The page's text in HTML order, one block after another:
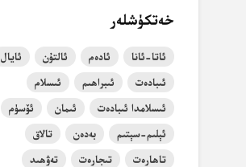
خەتكۈشلەر
ئاتا-ئانا ئادەم ئالتۇن
ئايال
ئىبادەت
ئىبراھىم
ئىسلام
ئىسلامدا ئىبادەت
ئىمان
ئۆسۈم
ئېلىم-سېتىم
بەدەن
تالاق
تاھارەت
تىجارەت
تەۋھىد